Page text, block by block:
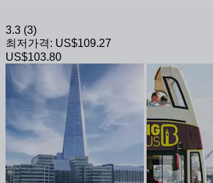
3.3 (3)
최저가격: US$109.27
US$103.80